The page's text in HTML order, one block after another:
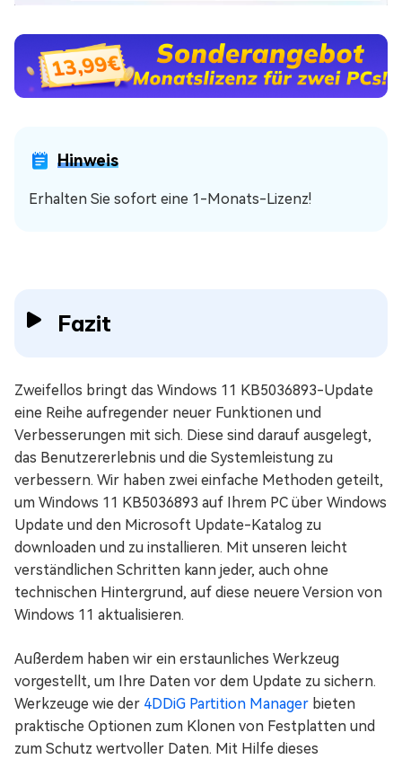
Hinweis
Erhalten Sie sofort eine 1-Monats-Lizenz!
Fazit
Zweifellos bringt das Windows 11 KB5036893-Update
eine Reihe aufregender neuer Funktionen und
Verbesserungen mit sich. Diese sind darauf ausgelegt,
das Benutzererlebnis und die Systemleistung zu
verbessern. Wir haben zwei einfache Methoden geteilt,
um Windows 11 KB5036893 auf Ihrem PC über Windows
Update und den Microsoft Update-Katalog zu
downloaden und zu installieren. Mit unseren leicht
verständlichen Schritten kann jeder, auch ohne
technischen Hintergrund, auf diese neuere Version von
Windows 11 aktualisieren.
Außerdem haben wir ein erstaunliches Werkzeug
vorgestellt, um Ihre Daten vor dem Update zu sichern.
Werkzeuge wie der 4DDiG Partition Manager bieten
praktische Optionen zum Klonen von Festplatten und
zum Schutz wertvoller Daten. Mit Hilfe dieses